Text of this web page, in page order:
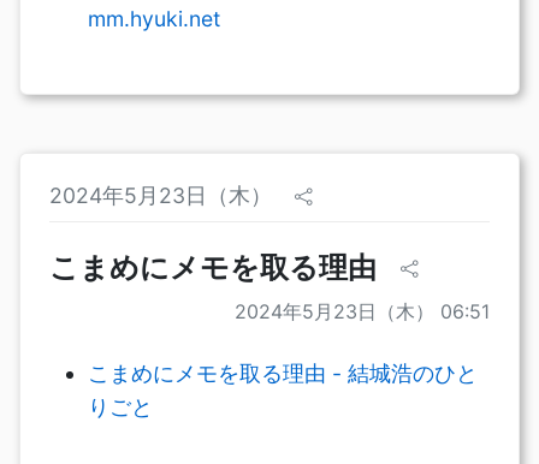
mm.hyuki.net
2024年5月23日（木）
こまめにメモを取る理由
2024年5月23日（木） 06:51
こまめにメモを取る理由 - 結城浩のひと
りごと